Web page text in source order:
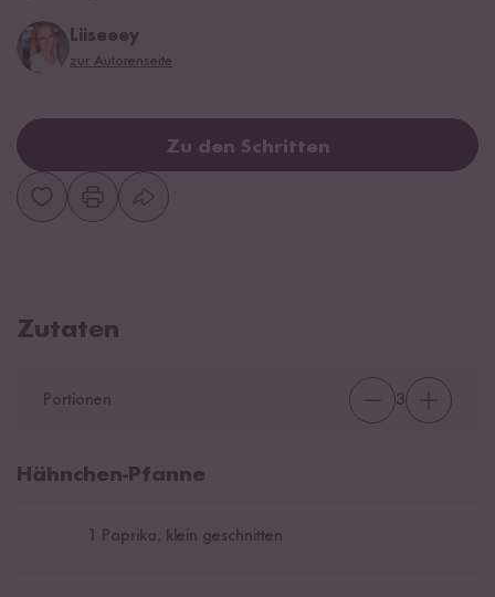
Liiseeey
zur Autorenseite
Zu den Schritten
Zutaten
Portionen 3
Hähnchen-Pfanne
1 Paprika, klein geschnitten